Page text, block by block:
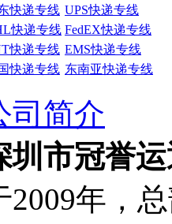
快递专线 UPS快递专线
快递专线 FedEX快递专线
快递专线 EMS快递专线
快递专线 东南亚快递专线
司简介
圳市冠誉
2009年，